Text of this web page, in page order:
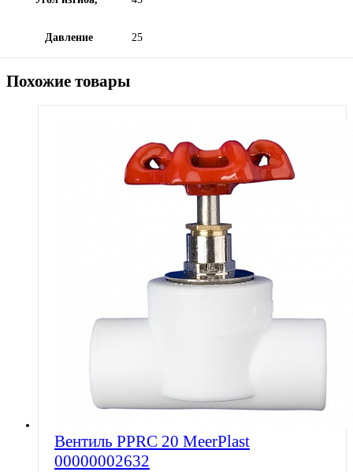
Давление 25
Похожие товары
Вентиль PPRC 20 MeerPlast
00000002632